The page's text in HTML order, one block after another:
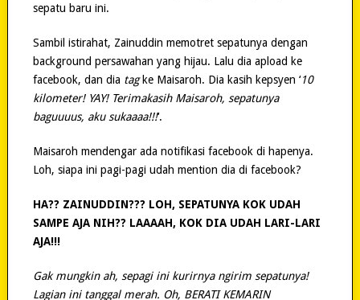
sepatu baru ini.
Sambil istirahat, Zainuddin memotret sepatunya dengan
background persawahan yang hijau. Lalu dia apload ke
facebook, dan dia tagke Maisaroh. Dia kasih kepsyen ‘10
kilometer! YAY! Terimakasih Maisaroh, sepatunya
baguuuus, aku sukaaaa!!!‘.
Maisaroh mendengar ada notifikasi facebook di hapenya.
Loh, siapa ini pagi-pagi udah mention dia di facebook?
HA?? ZAINUDDIN??? LOH, SEPATUNYA KOK UDAH
SAMPE AJA NIH?? LAAAAH, KOK DIA UDAH LARI-LARI
AJA!!!
Gak mungkin ah, sepagi ini kurirnya ngirim sepatunya!
Lagian ini tanggal merah. Oh, BERATI KEMARIN